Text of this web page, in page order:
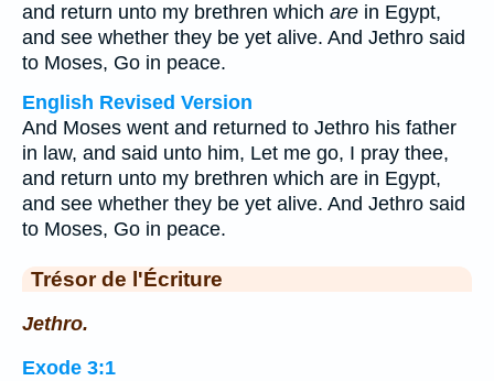
and return unto my brethren which are in Egypt,
and see whether they be yet alive. And Jethro said
to Moses, Go in peace.
English Revised Version
And Moses went and returned to Jethro his father
in law, and said unto him, Let me go, I pray thee,
and return unto my brethren which are in Egypt,
and see whether they be yet alive. And Jethro said
to Moses, Go in peace.
Trésor de l'Écriture
Jethro.
Exode 3:1